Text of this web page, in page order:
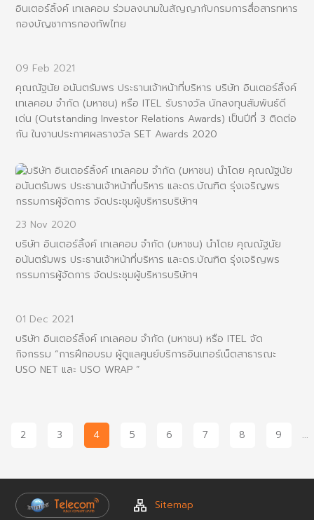
อินเตอร์ลิ้งค์ เทเลคอม ร่วมลงนามในสัญญากับกรมการสื่อสารทหาร
กองบัญชาการกองทัพไทย
09 Feb 2021
คุณณัฐนัย อนันตรัมพร ประธานเจ้าหน้าที่บริหาร บริษัท อินเตอร์ลิ้งค์
เทเลคอม จำกัด (มหาชน) หรือ ITEL รับรางวัล นักลงทุนสัมพันธ์ดี
เด่น (Outstanding Investor Relations Awards) เป็นปีที่ 3 ติดต่อ
กัน ในงานประกาศผลรางวัล SET Awards 2020
23 Nov 2020
บริษัท อินเตอร์ลิ้งค์ เทเลคอม จำกัด (มหาชน) นำโดย คุณณัฐนัย
อนันตรัมพร ประธานเจ้าหน้าที่บริหาร และดร.บัณฑิต รุ่งเจริญพร
กรรมการผู้จัดการ จัดประชุมผู้บริหารบริษัทฯ
01 Dec 2021
บริษัท อินเตอร์ลิ้งค์ เทเลคอม จำกัด (มหาชน) หรือ ITEL จัด
กิจกรรม “การฝึกอบรม ผู้ดูแลศูนย์บริการอินเทอร์เน็ตสาธารณะ
USO NET และ USO WRAP “
2 3 4 5 6 7 8 9 ...
Sitemap